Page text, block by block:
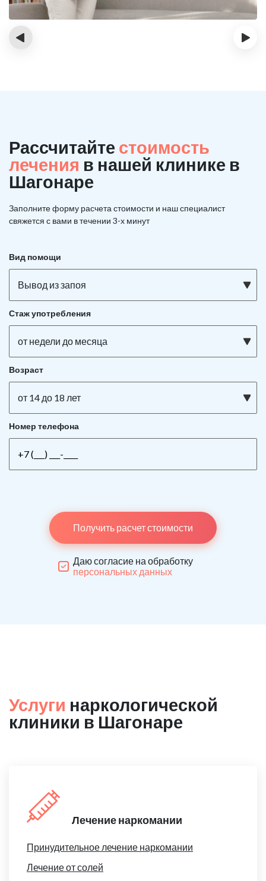
‹ ›
Рассчитайте стоимость
лечения в нашей клинике в
Шагонаре
Заполните форму расчета стоимости и нашспециалист
свяжется с вами в течении 3-х минут
Вид помощи
Вывод из запоя
Стаж употребления
от недели до месяца
Возраст
от 14 до 18 лет
Номер телефона
Получить расчет стоимости
Даю согласие на обработку
персональных данных
Услуги наркологической
клиники в Шагонаре
Лечение наркомании
Принудительное лечение наркомании
Лечение от солей